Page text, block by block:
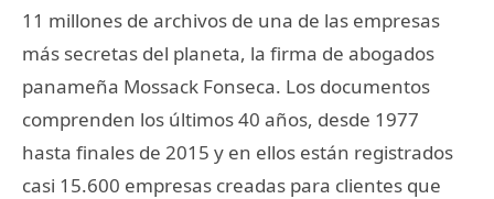
11 millones de archivos de una de las empresas
más secretas del planeta, la firma de abogados
panameña Mossack Fonseca. Los documentos
comprenden los últimos 40 años, desde 1977
hasta finales de 2015 y en ellos están registrados
casi 15.600 empresas creadas para clientes que